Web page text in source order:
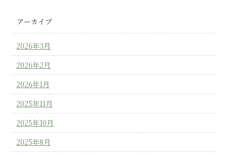
アーカイブ
2026年3月
2026年2月
2026年1月
2025年11月
2025年10月
2025年8月